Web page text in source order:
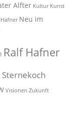
Alfter Kultur Kunst
Neu im
Ralf Hafner
Sternekoch
Visionen Zukunft